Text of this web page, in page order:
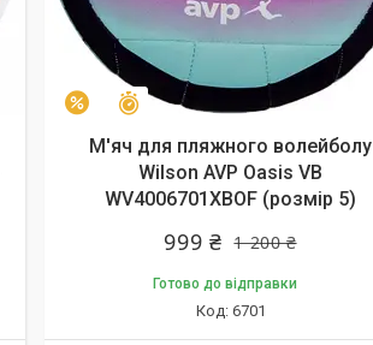
–17% Залишилось 23 дні
М'яч для пляжного волейболу
Wilson AVP Oasis VB
WV4006701XBOF (розмір 5)
1 200 ₴
999 ₴
Готово до відправки
6701